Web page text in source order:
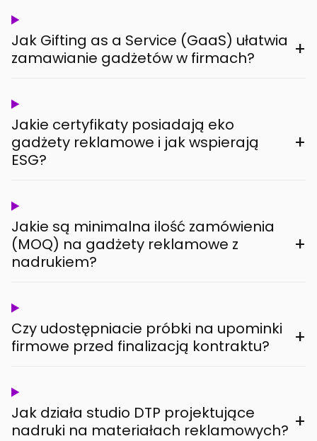
Jak Gifting as a Service (GaaS) ułatwia
zamawianie gadżetów w firmach?
+
Jakie certyfikaty posiadają eko
gadżety reklamowe i jak wspierają
ESG?
+
Jakie są minimalna ilość zamówienia
(MOQ) na gadżety reklamowe z
nadrukiem?
+
Czy udostępniacie próbki na upominki
firmowe przed finalizacją kontraktu?
+
Jak działa studio DTP projektujące
nadruki na materiałach reklamowych? +